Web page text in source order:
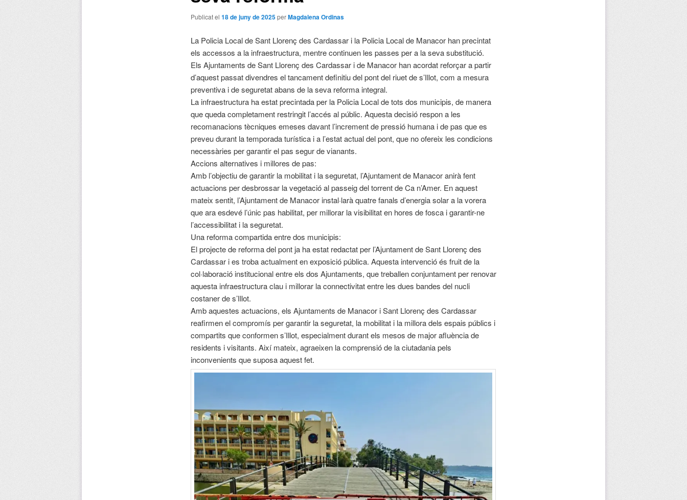
Publicat el 18 de juny de 2025perMagdalena Ordinas
La Policia Local de Sant Llorenç des Cardassar i la Policia Local de Manacor han precintat
els accessos a la infraestructura, mentre continuen les passes per a la seva substitució.
Els Ajuntaments de Sant Llorenç des Cardassar i de Manacor han acordat reforçar a partir
d’aquest passat divendres el tancament definitiu del pont del riuet de s’Illot, com a mesura
preventiva i de seguretat abans de la seva reforma integral.
La infraestructura ha estat precintada per la Policia Local de tots dos municipis, de manera
que queda completament restringit l’accés al públic. Aquesta decisió respon a les
recomanacions tècniques emeses davant l’increment de pressió humana i de pas que es
preveu durant la temporada turística i a l’estat actual del pont, que no ofereix les condicions
necessàries per garantir el pas segur de vianants.
Accions alternatives i millores de pas:
Amb l’objectiu de garantir la mobilitat i la seguretat, l’Ajuntament de Manacor anirà fent
actuacions per desbrossar la vegetació al passeig del torrent de Ca n’Amer. En aquest
mateix sentit, l’Ajuntament de Manacor instal·larà quatre fanals d’energia solar a la vorera
que ara esdevé l’únic pas habilitat, per millorar la visibilitat en hores de fosca i garantir-ne
l’accessibilitat i la seguretat.
Una reforma compartida entre dos municipis:
El projecte de reforma del pont ja ha estat redactat per l’Ajuntament de Sant Llorenç des
Cardassar i es troba actualment en exposició pública. Aquesta intervenció és fruit de la
col·laboració institucional entre els dos Ajuntaments, que treballen conjuntament per renovar
aquesta infraestructura clau i millorar la connectivitat entre les dues bandes del nucli
costaner de s’Illot.
Amb aquestes actuacions, els Ajuntaments de Manacor i Sant Llorenç des Cardassar
reafirmen el compromís per garantir la seguretat, la mobilitat i la millora dels espais públics i
compartits que conformen s’Illot, especialment durant els mesos de major afluència de
residents i visitants. Així mateix, agraeixen la comprensió de la ciutadania pels
inconvenients que suposa aquest fet.